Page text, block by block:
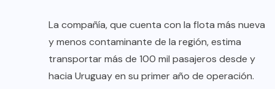
La compañía, que cuenta con la flota más nueva
y menos contaminante de la región, estima
transportar más de 100 mil pasajeros desde y
hacia Uruguay en su primer año de operación.